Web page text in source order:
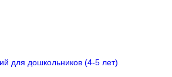
для дошкольников (4-5 лет)